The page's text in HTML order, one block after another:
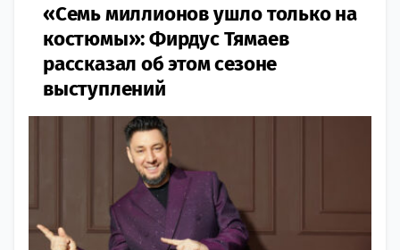
«Семь миллионов ушло только на
костюмы»: Фирдус Тямаев
рассказал об этом сезоне
выступлений